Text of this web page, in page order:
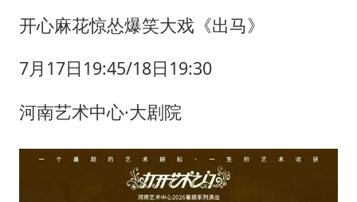
开心麻花惊怂爆笑大戏《出马》
7月17日19:45/18日19:30
河南艺术中心·大剧院